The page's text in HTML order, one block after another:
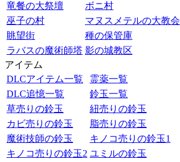
竜餐の大祭壇
ボニ村
巫子の村
マヌスメテルの大教会
眺望街
種の保管庫
ラバスの魔術師塔 影の城教区
アイテム
DLCアイテム一覧
霊薬一覧
DLC追憶一覧
鈴玉一覧
草売りの鈴玉
紐売りの鈴玉
カビ売りの鈴玉
脂売りの鈴玉
魔術技師の鈴玉
キノコ売りの鈴玉1
キノコ売りの鈴玉2 ユミルの鈴玉